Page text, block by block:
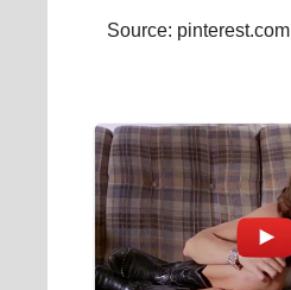
Source: pinterest.com